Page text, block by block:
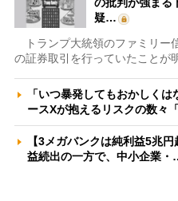
の批判が強まる
疑…
トランプ大統領のファミリー
の証券取引を行っていたことが
「いつ暴発してもおかしく
ースXが抱えるリスクの数々
【3メガバンクは純利益5兆
益続出の一方で、中小企業